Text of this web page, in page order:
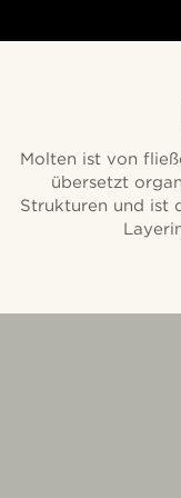
Molten ist von
übersetzt
Strukturen und ist